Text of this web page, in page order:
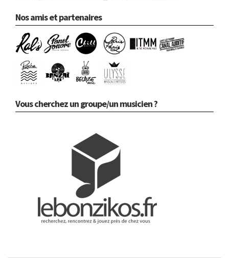
Nos amis et partenaires
Vous cherchez un groupe/un musicien ?